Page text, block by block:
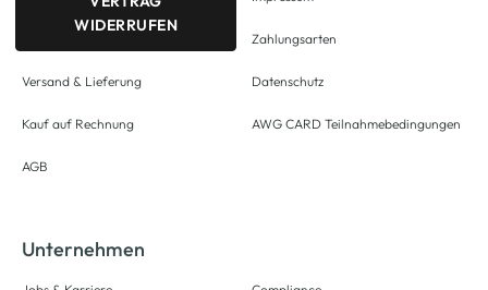
WIDERRUFEN
Versand & Lieferung
Kauf auf Rechnung
AGB
Zahlungsarten
Datenschutz
AWG CARD Teilnahmebedingungen
Unternehmen